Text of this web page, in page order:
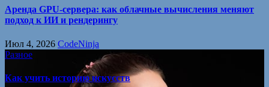
Аренда GPU-сервера: как облачные вычисления меняют
подход к ИИ и рендерингу
Июл 4, 2026 CodeNinja
Разное
Как учить историю искусств